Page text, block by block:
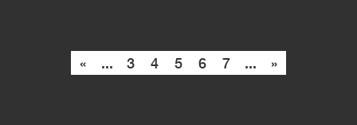
« ... 3 4 5 6 7 ... »